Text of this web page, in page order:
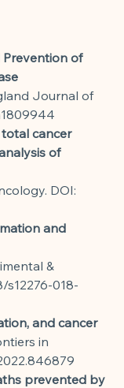
of
Journal of
cancer
of
DOI:
and
&
s12276-018-
and cancer
in
prevented by